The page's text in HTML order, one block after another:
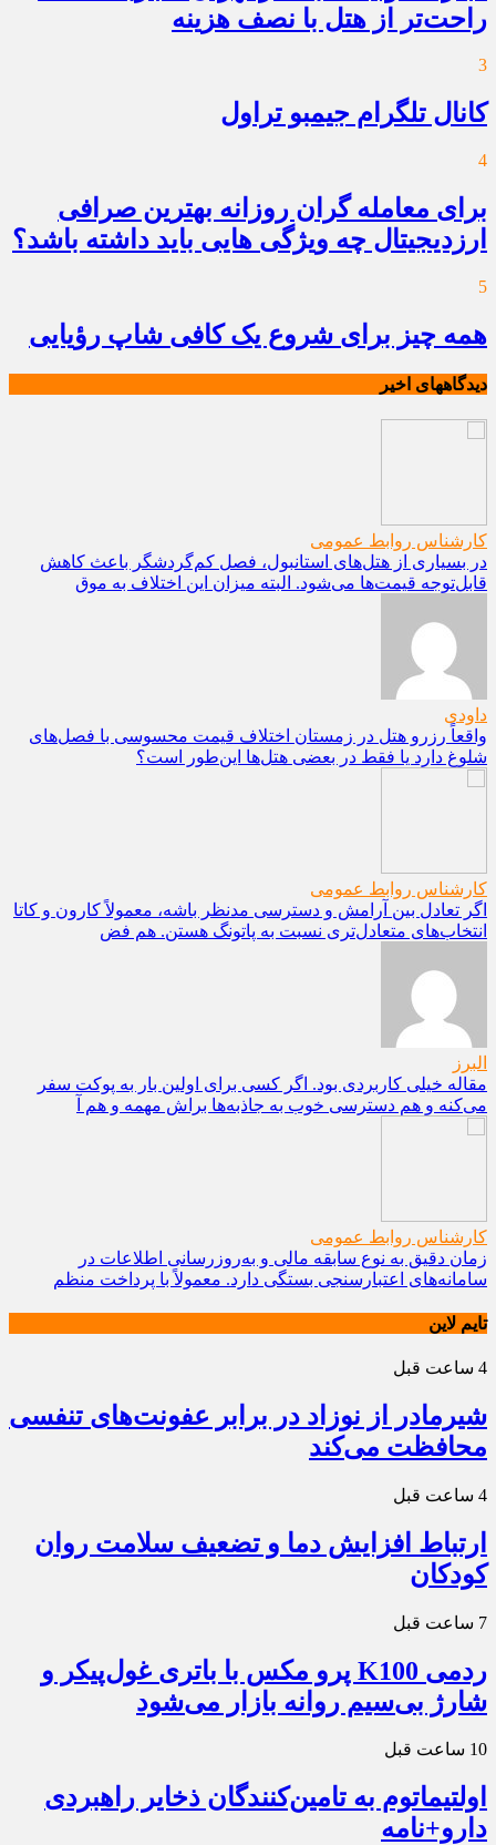
راحت‌تر از هتل با نصف هزینه
3
کانال تلگرام جیمبو تراول
4
برای معامله گران روزانه بهترین صرافی
ارزدیجیتال چه ویژگی هایی باید داشته باشد؟
5
همه چیز برای شروع یک کافی شاپ رؤیایی
دیدگاههای اخیر
کارشناس روابط عمومی
در بسیاری از هتل‌های استانبول، فصل کم‌گردشگر باعث کاهش
قابل‌توجه قیمت‌ها می‌شود. البته میزان این اختلاف به موق
داودی
واقعاً رزرو هتل در زمستان اختلاف قیمت محسوسی با فصل‌های
شلوغ دارد یا فقط در بعضی هتل‌ها این‌طور است؟
کارشناس روابط عمومی
اگر تعادل بین آرامش و دسترسی مدنظر باشه، معمولاً کارون و کاتا
انتخاب‌های متعادل‌تری نسبت به پاتونگ هستن. هم فض
البرز
مقاله خیلی کاربردی بود. اگر کسی برای اولین بار به پوکت سفر
می‌کنه و هم دسترسی خوب به جاذبه‌ها براش مهمه و هم آ
کارشناس روابط عمومی
زمان دقیق به نوع سابقه مالی و به‌روزرسانی اطلاعات در
سامانه‌های اعتبارسنجی بستگی دارد. معمولاً با پرداخت منظم
تایم لاین
4 ساعت قبل
شیرمادر از نوزاد در برابر عفونت‌های تنفسی
محافظت می‌کند
4 ساعت قبل
ارتباط افزایش دما و تضعیف سلامت روان
کودکان
7 ساعت قبل
ردمی K100 پرو مکس با باتری غول‌پیکر و
شارژ بی‌سیم روانه بازار می‌شود
10 ساعت قبل
اولتیماتوم به تامین‌کنندگان ذخایر راهبردی
دارو+نامه